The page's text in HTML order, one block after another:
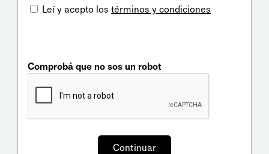
Leí y acepto los términos y condiciones
Comprobá que no sos un robot